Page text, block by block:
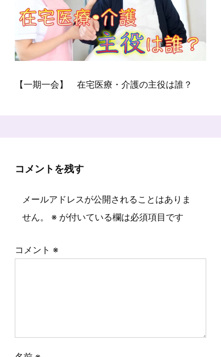
【一期一会】 在宅医療・介護の主役は誰？
コメントを残す
メールアドレスが公開されることはありま
せん。
※ が付いている欄は必須項目です
コメント ※